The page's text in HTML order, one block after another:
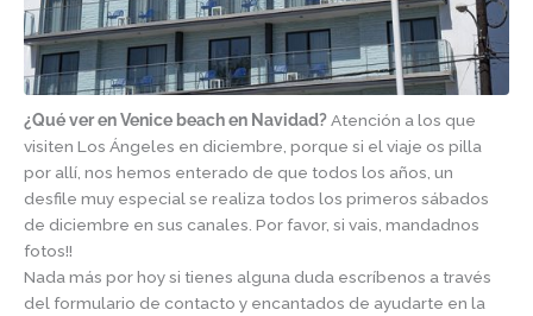
¿Qué ver en Venice beach en Navidad?Atención a los que
visiten Los Ángeles en diciembre, porque si el viaje os pilla
por allí, nos hemos enterado de que todos los años, un
desfile muy especial se realiza todos los primeros sábados
de diciembre en sus canales. Por favor, si vais, mandadnos
fotos!!
Nada más por hoy si tienes alguna duda escríbenos a través
del formulario de contacto y encantados de ayudarte en la